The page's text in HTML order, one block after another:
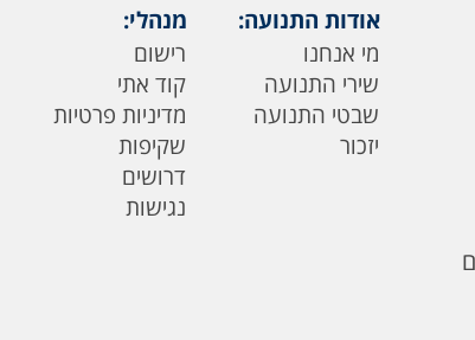
אודות התנועה:
מי אנחנו
שירי התנועה
שבטי התנועה
יזכור
מנהלי:
רישום
קוד אתי
מדיניות פרטיות
שקיפות
דרושים
נגישות